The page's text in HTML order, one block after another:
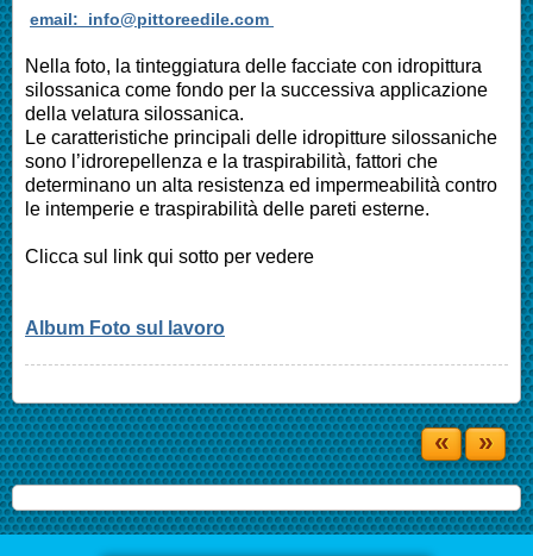
email: info@pittoreedile.com
Nella foto, la tinteggiatura delle facciate con idropittura
silossanica come fondo per la successiva applicazione
della velatura silossanica.
Le caratteristiche principali delle idropitture silossaniche
sono l’idrorepellenza e la traspirabilità, fattori che
determinano un alta resistenza ed impermeabilità contro
le intemperie e traspirabilità delle pareti esterne.
Clicca sul link qui sotto per vedere
Album Foto sul lavoro
« »